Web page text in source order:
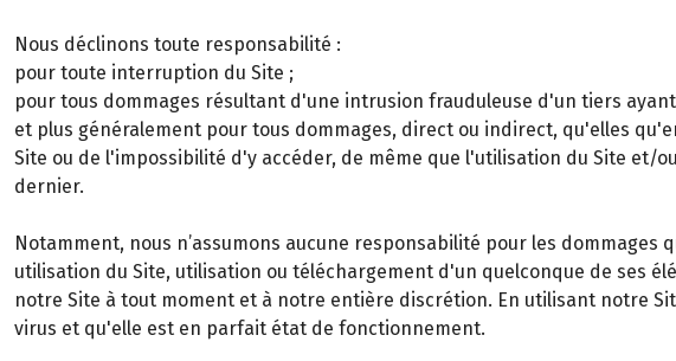
Nous déclinons toute responsabilité :
pour toute interruption du Site ;
pour tous dommages résultant d'une intrusion frauduleuse d'un tiers
et plus généralement pour tous dommages, direct ou indirect, qu'elles
Site ou de l'impossibilité d'y accéder, de même que l'utilisation du Site
dernier.
Notamment, nous n’assumons aucune responsabilité pour les
utilisation du Site, utilisation ou téléchargement d'un quelconque de ses
notre Site à tout moment et à notre entière discrétion. En utilisant notre
virus et qu'elle est en parfait état de fonctionnement.